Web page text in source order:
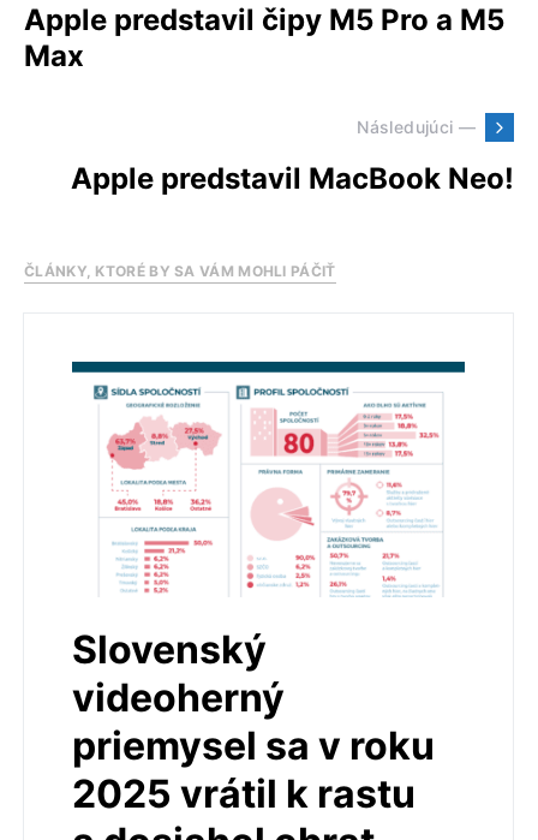
Apple predstavil čipy M5 Pro a M5
Max
Následujúci —
Apple predstavil MacBook Neo!
ČLÁNKY, KTORÉ BY SA VÁM MOHLI PÁČIŤ
Slovenský
videoherný
priemysel sa v roku
2025 vrátil k rastu